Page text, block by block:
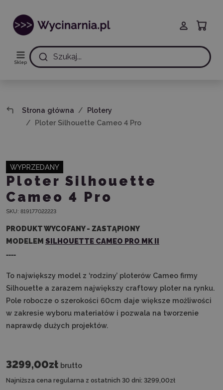
Sklep
Szukaj...
Strona główna
Plotery
Ploter Silhouette Cameo 4 Pro
WYPRZEDANY
Ploter Silhouette
Cameo 4 Pro
SKU: 819177022223
PRODUKT WYCOFANY - ZASTĄPIONY
MODELEM SILHOUETTE CAMEO PRO MK II
----
To największy model z ‘rodziny’ ploterów Cameo firmy
Silhouette a zarazem największy craftowy ploter na rynku.
Pole robocze o szerokości 60cm daje większe możliwości
w zakresie wyboru materiałów i pozwala na tworzenie
naprawdę dużych projektów.
3299,00zł brutto
Najniższa cena regularna z ostatnich 30 dni: 3299,00zł